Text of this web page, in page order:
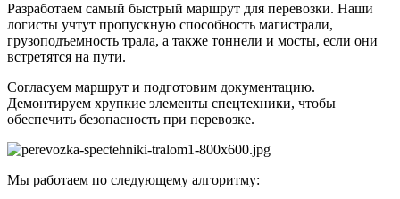
Разработаем самый быстрый маршрут для перевозки. Наши
логисты учтут пропускную способность магистрали,
грузоподъемность трала, а также тоннели и мосты, если они
встретятся на пути.
Согласуем маршрут и подготовим документацию.
Демонтируем хрупкие элементы спецтехники, чтобы
обеспечить безопасность при перевозке.
Мы работаем по следующему алгоритму: